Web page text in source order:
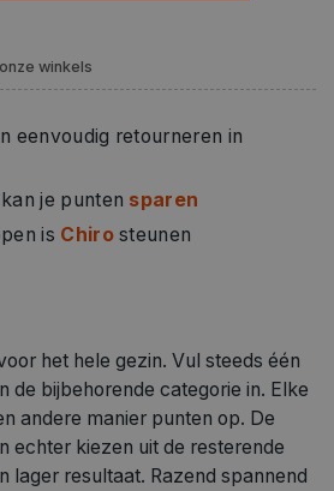
winkels
eenvoudig retourneren in
je punten sparen
is Chirosteunen
het hele gezin. Vul steeds één
de bijbehorende categorie in. Elke
andere manier punten op. De
echter kiezen uit de resterende
lager resultaat. Razend spannend